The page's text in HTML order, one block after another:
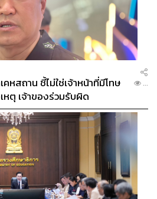
อน ‘โกดัง’ เก็บทัศนคติทั้งหลายที่
ศนคติที่เกิดจากวิวัฒนาการและที่
นใหญ่เราจะไม่ค่อยรู้ตัว เพราะมัน
าก็จะไปฉุดรั้งมันให้เปลี่ยนทิศทาง
ค่อยๆ ทำ ค่อยๆ ฝึกตัวเองไปทีละ
จิตใจอย่างเดียว แต่เป็นเรื่องทาง
‘เทรน’ สมองให้ค่อยๆ หลั่งสาร
โจนาธาน เฮดต์ บอกเอาไว้ว่ามี
‘ช้าง’ ของเราได้ นั่นก็คือการทำ
เพื่อเปลี่ยนรูปแบบของสารเคมี
รู้ (Cognitive Therapy) และ
เปลี่ยนแปลง (แบบเดียวกับผู้ป่วย
หสถาน ชี้ไม่ใช่เจ้าหน้าที่มีโทษ
ตุ เจ้าของร่วมรับผิด
...